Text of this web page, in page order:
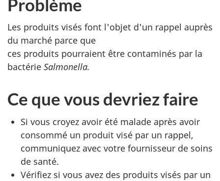
Problème
Les produits visés font l'objet d'un rappel auprès
du marché parce que
ces produits pourraient être contaminés par la
bactérie Salmonella.
Ce que vous devriez faire
Si vous croyez avoir été malade après avoir
consommé un produit visé par un rappel,
communiquez avec votre fournisseur de soins
de santé.
Vérifiez si vous avez des produits visés par un